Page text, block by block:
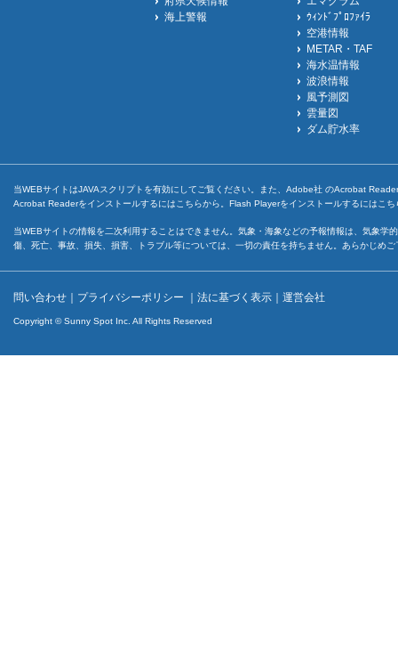
海上警報
ｳｨﾝﾄﾞﾌﾟﾛﾌｧｲﾗ
空港情報
METAR・TAF
海水温情報
波浪情報
風予測図
雲量図
ダム貯水率
当WEBサイトはJAVAスクリプトを有効にしてご覧ください。また、Adobe社 のAcrobat
Acrobat Readerをインストールするには こちらから。Flash Playerをインストールするには こち
当WEBサイトの情報を二次利用することはできません。気象・海象などの予報情報は、気象
傷、死亡、事故、損失、損害、トラブル等については、一切の責任を持ちません。あらかじめ
問い合わせ ｜ プライバシーポリシー ｜ 法に基づく表示 ｜ 運営会社
Copyright © Sunny Spot Inc. All Rights Reserved